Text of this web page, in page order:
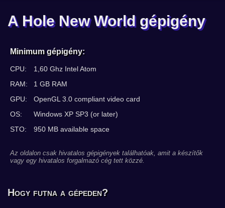
A Hole New World gépigény
Minimum gépigény:
CPU:
1,60 Ghz Intel Atom
RAM:
1 GB RAM
GPU:
OpenGL 3.0 compliant video card
OS:
Windows XP SP3 (or later)
STO:
950 MB available space
Az oldalon csak hivatalos gépigények találhatóak, amit a készítők
vagy egy hivatalos forgalmazó cég tett közzé.
Hogy futna a gépeden?